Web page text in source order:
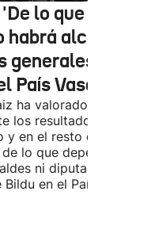
lo que
habrá alcaldes ni
generales de
País Vasco'
ha valorado
los resultados del PP
y en el resto de
lo que dependa del
ni diputados
en el País Vasco.